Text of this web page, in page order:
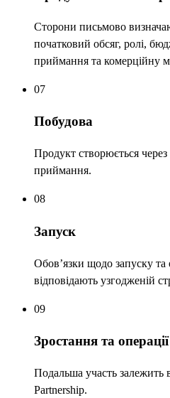
Сторони письмово
початковий обсяг, ролі,
приймання та комерційну
07
Побудова
Продукт створюється через
приймання.
08
Запуск
Обов’язки щодо запуску
відповідають узгодженій
09
Зростання та операції
Подальша участь залежить
Partnership.